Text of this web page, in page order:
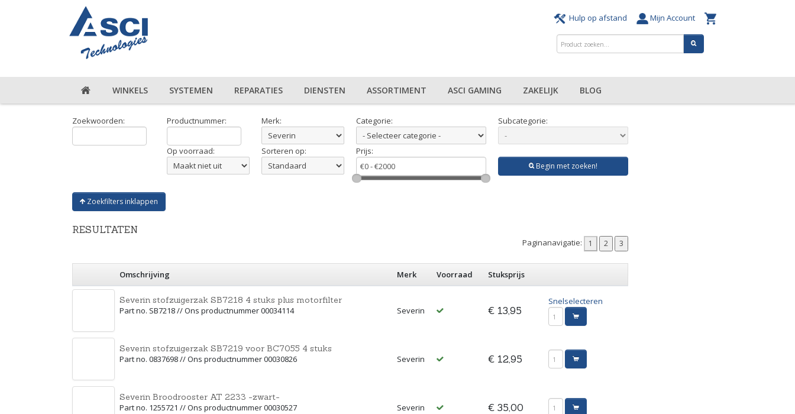
Hulp op afstand Mijn Account
WINKELS SYSTEMEN REPARATIES DIENSTEN ASSORTIMENT ASCI GAMING ZAKELIJK BLOG
Zoekwoorden: Productnummer: Merk: Categorie: Subcategorie:
Op voorraad: Sorteren op: Prijs:
Begin met zoeken!
Zoekfilters inklappen
RESULTATEN
Paginanavigatie:
Omschrijving Merk Voorraad Stuksprijs
Severin stofzuigerzak SB7218 4 stuks plus motorfilter
Part no. SB7218 // Ons productnummer 00034114
Severin € 13,95
Snelselecteren
Severin stofzuigerzak SB7219 voor BC7055 4 stuks
Part no. 0837698 // Ons productnummer 00030826
Severin € 12,95
Severin Broodrooster AT 2233 -zwart-
Part no. 1255721 // Ons productnummer 00030527
Severin € 35,00